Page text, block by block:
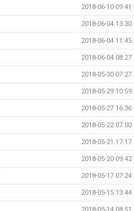
2018-06-10 09:41
2018-06-04 13:30
2018-06-04 11:45
2018-06-04 08:27
2018-05-30 07:27
2018-05-29 10:59
2018-05-27 16:36
2018-05-22 07:00
2018-05-21 17:17
2018-05-20 09:42
2018-05-17 07:24
2018-05-15 13:44